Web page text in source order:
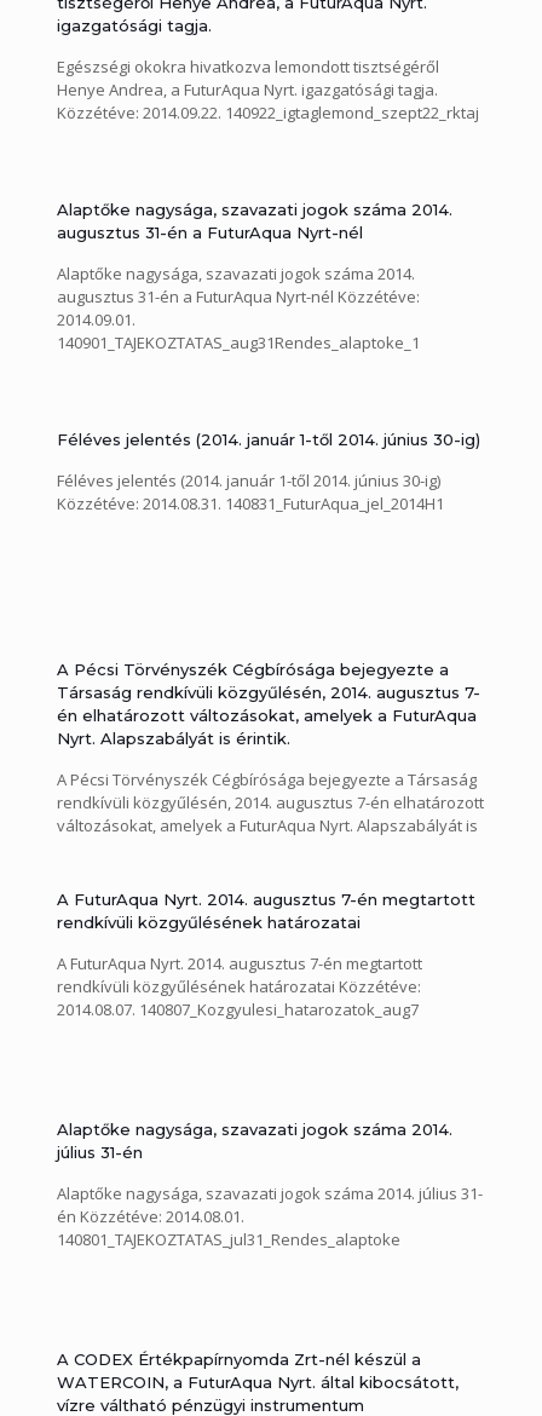
igazgatósági tagja.
Egészségi okokra hivatkozva lemondott tisztségéről
Henye Andrea, a FuturAqua Nyrt. igazgatósági tagja.
Közzétéve: 2014.09.22. 140922_igtaglemond_szept22_rktaj
Alaptőke nagysága, szavazati jogok száma 2014.
augusztus 31-én a FuturAqua Nyrt-nél
Alaptőke nagysága, szavazati jogok száma 2014.
augusztus 31-én a FuturAqua Nyrt-nél Közzétéve:
2014.09.01.
140901_TAJEKOZTATAS_aug31Rendes_alaptoke_1
Féléves jelentés (2014. január 1-től 2014. június 30-ig)
Féléves jelentés (2014. január 1-től 2014. június 30-ig)
Közzétéve: 2014.08.31. 140831_FuturAqua_jel_2014H1
A Pécsi Törvényszék Cégbírósága bejegyezte a
Társaság rendkívüli közgyűlésén, 2014. augusztus 7-
én elhatározott változásokat, amelyek a FuturAqua
Nyrt. Alapszabályát is érintik.
A Pécsi Törvényszék Cégbírósága bejegyezte a Társaság
rendkívüli közgyűlésén, 2014. augusztus 7-én elhatározott
változásokat, amelyek a FuturAqua Nyrt. Alapszabályát is
A FuturAqua Nyrt. 2014. augusztus 7-én megtartott
rendkívüli közgyűlésének határozatai
A FuturAqua Nyrt. 2014. augusztus 7-én megtartott
rendkívüli közgyűlésének határozatai Közzétéve:
2014.08.07. 140807_Kozgyulesi_hatarozatok_aug7
Alaptőke nagysága, szavazati jogok száma 2014.
július 31-én
Alaptőke nagysága, szavazati jogok száma 2014. július 31-
én Közzétéve: 2014.08.01.
140801_TAJEKOZTATAS_jul31_Rendes_alaptoke
A CODEX Értékpapírnyomda Zrt-nél készül a
WATERCOIN, a FuturAqua Nyrt. által kibocsátott,
vízre váltható pénzügyi instrumentum